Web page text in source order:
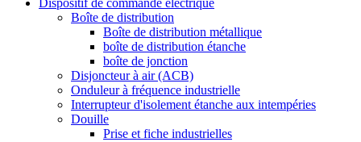
Dispositif de commande électrique
Boîte de distribution
Boîte de distribution métallique
boîte de distribution étanche
boîte de jonction
Disjoncteur à air (ACB)
Onduleur à fréquence industrielle
Interrupteur d'isolement étanche aux intempéries
Douille
Prise et fiche industrielles